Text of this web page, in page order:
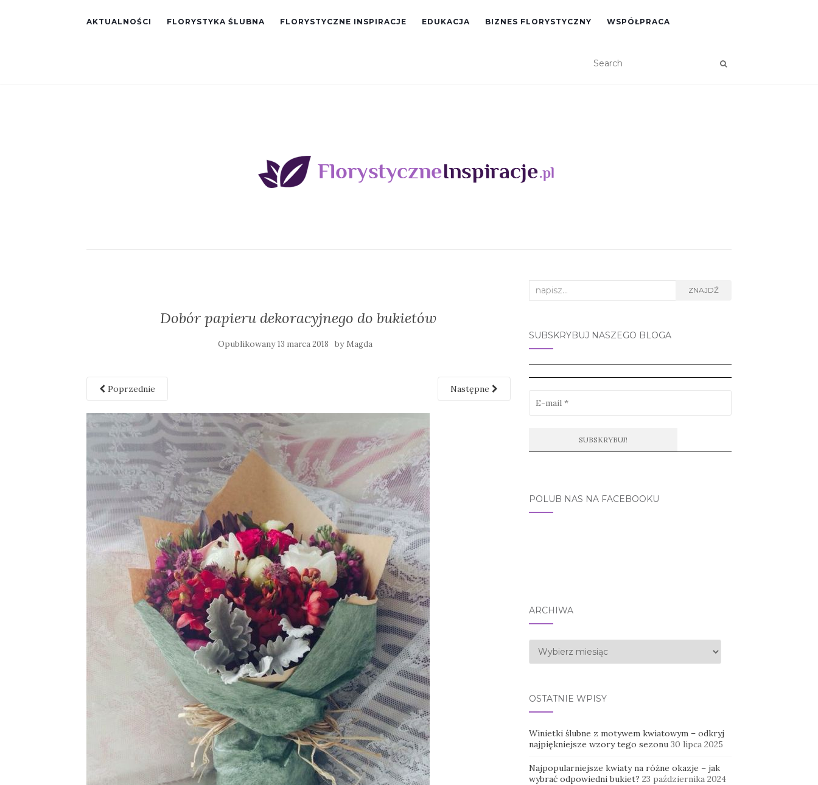
AKTUALNOŚCI FLORYSTYKA ŚLUBNA FLORYSTYCZNE INSPIRACJE EDUKACJA BIZNES FLORYSTYCZNY WSPÓŁPRACA
Dobór papieru dekoracyjnego do bukietów
Opublikowany13 marca 2018 by Magda
Poprzednie Następne
Search
ZNAJDŹ
SUBSKRYBUJ NASZEGO BLOGA
POLUB NAS NA FACEBOOKU
ARCHIWA
Archiwa
OSTATNIE WPISY
Winietki ślubne z motywem kwiatowym – odkryj
najpiękniejsze wzory tego sezonu 30 lipca 2025
Najpopularniejsze kwiaty na różne okazje – jak
wybrać odpowiedni bukiet? 23 października 2024